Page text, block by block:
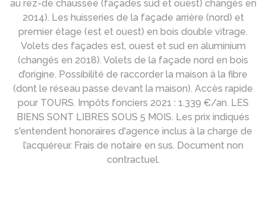
au rez-de chaussée (façades sud et ouest) changés en
2014). Les huisseries de la façade arrière (nord) et
premier étage (est et ouest) en bois double vitrage.
Volets des façades est, ouest et sud en aluminium
(changés en 2018). Volets de la façade nord en bois
d’origine. Possibilité de raccorder la maison à la fibre
(dont le réseau passe devant la maison). Accès rapide
pour TOURS. Impôts fonciers 2021 : 1.339 €/an. LES
BIENS SONT LIBRES SOUS 5 MOIS. Les prix indiqués
s'entendent honoraires d'agence inclus à la charge de
l’acquéreur. Frais de notaire en sus. Document non
contractuel.